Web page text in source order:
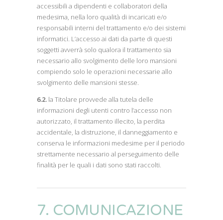
accessibili a dipendenti e collaboratori della
medesima, nella loro qualità di incaricati e/o
responsabili interni del trattamento e/o dei sistemi
informatici. L’accesso ai dati da parte di questi
soggetti avverrà solo qualora il trattamento sia
necessario allo svolgimento delle loro mansioni
compiendo solo le operazioni necessarie allo
svolgimento delle mansioni stesse.
6.2. la Titolare provvede alla tutela delle
informazioni degli utenti contro l’accesso non
autorizzato, il trattamento illecito, la perdita
accidentale, la distruzione, il danneggiamento e
conserva le informazioni medesime per il periodo
strettamente necessario al perseguimento delle
finalità per le quali i dati sono stati raccolti.
7. COMUNICAZIONE